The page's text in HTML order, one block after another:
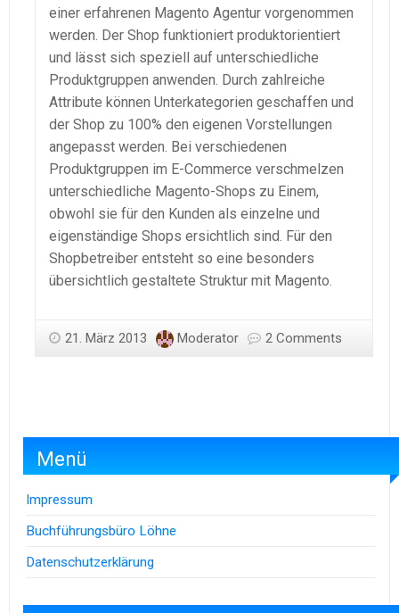
einer erfahrenen Magento Agentur vorgenommen
werden. Der Shop funktioniert produktorientiert
und lässt sich speziell auf unterschiedliche
Produktgruppen anwenden. Durch zahlreiche
Attribute können Unterkategorien geschaffen und
der Shop zu 100% den eigenen Vorstellungen
angepasst werden. Bei verschiedenen
Produktgruppen im E-Commerce verschmelzen
unterschiedliche Magento-Shops zu Einem,
obwohl sie für den Kunden als einzelne und
eigenständige Shops ersichtlich sind. Für den
Shopbetreiber entsteht so eine besonders
übersichtlich gestaltete Struktur mit Magento.
21. März 2013 Moderator 2 Comments
Menü
Impressum
Buchführungsbüro Löhne
Datenschutzerklärung